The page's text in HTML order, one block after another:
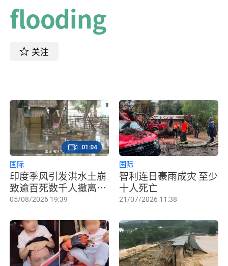
flooding
关注
印度季风引发洪水土崩
致逾百死数千人撤离家
园
国际
05/08/2026 19:39
01:04
智利连日豪雨成灾 至少
十人死亡
国际
21/07/2026 11:38